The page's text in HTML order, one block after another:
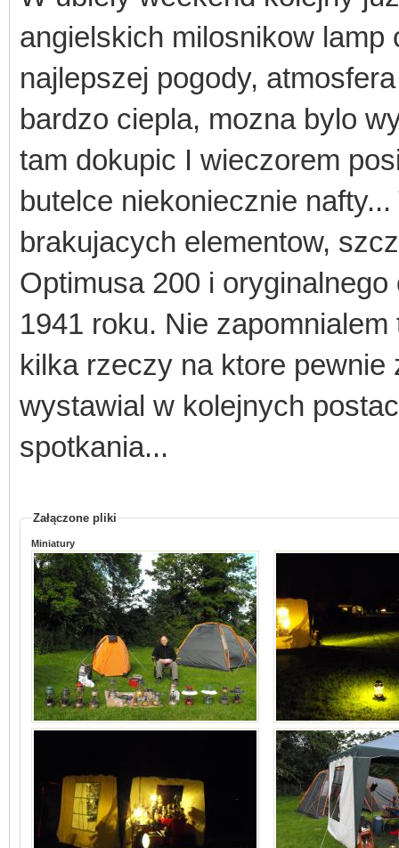
angielskich milosnikow
najlepszej pogody,
bardzo ciepla, mozna bylo
tam dokupic I wieczorem
butelce niekoniecznie
brakujacych elementow,
Optimusa 200 i
1941 roku. Nie
kilka rzeczy na ktore
wystawial w kolejnych
spotkania...
Załączone pliki
Miniatury